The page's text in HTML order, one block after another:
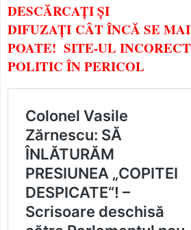
DESCĂRCAȚI ȘI
DIFUZAȚI CÂT ÎNCĂ SE MAI
POATE! SITE-UL INCORECT
POLITIC ÎN PERICOL